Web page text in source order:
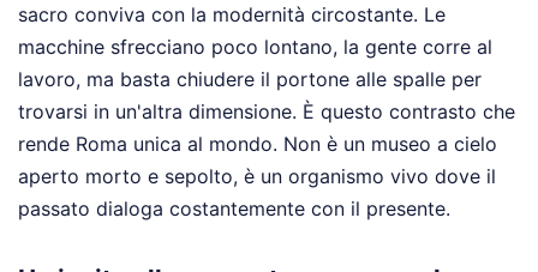
sacro conviva con la modernità circostante. Le
macchine sfrecciano poco lontano, la gente corre al
lavoro, ma basta chiudere il portone alle spalle per
trovarsi in un'altra dimensione. È questo contrasto che
rende Roma unica al mondo. Non è un museo a cielo
aperto morto e sepolto, è un organismo vivo dove il
passato dialoga costantemente con il presente.